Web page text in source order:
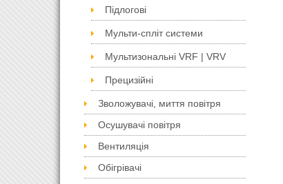
Підлогові
Мульти-спліт системи
Мультизональні VRF | VRV
Прецизійні
Зволожувачі, миття повітря
Осушувачі повітря
Вентиляція
Обігрівачі